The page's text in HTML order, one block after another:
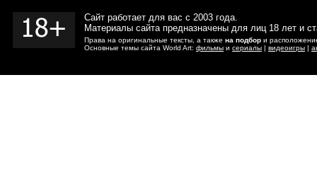
Сайт работает для вас с 2003 года.
Материалы сайта предназначены для лиц 18 лет и
Права на оригинальные тексты, а также на подбор и
Основные темы сайта World Art: фильмы и сериалы | видеоигры |